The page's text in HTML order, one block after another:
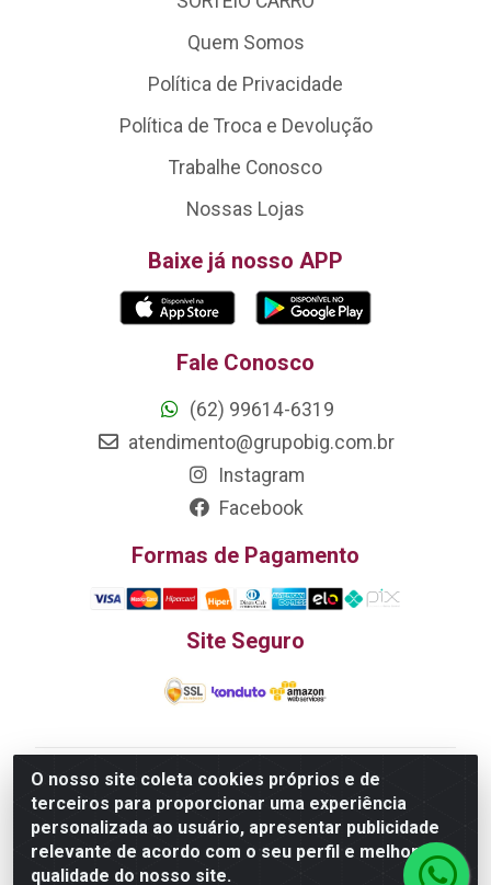
O nosso site coleta cookies próprios e de
terceiros para proporcionar uma experiência
personalizada ao usuário, apresentar publicidade
relevante de acordo com o seu perfil e melhorar a
qualidade do nosso site.
Quem Somos
Política de Privacidade
Política de Troca e Devolução
Trabalhe Conosco
Nossas Lojas
Baixe já nosso APP
Fale Conosco
(62) 99614-6319
atendimento@grupobig.com.br
Instagram
Facebook
Formas de Pagamento
Site Seguro
Edn Utilidades Domésticas Importação e Exportação
LTDA - R. Edmundo Pinto da Cunha, LT APM 06, N 133 -
Res. Luiza Monteiro, Trindade - GO, 75385-000 - CNPJ
20.758.851.0045/26